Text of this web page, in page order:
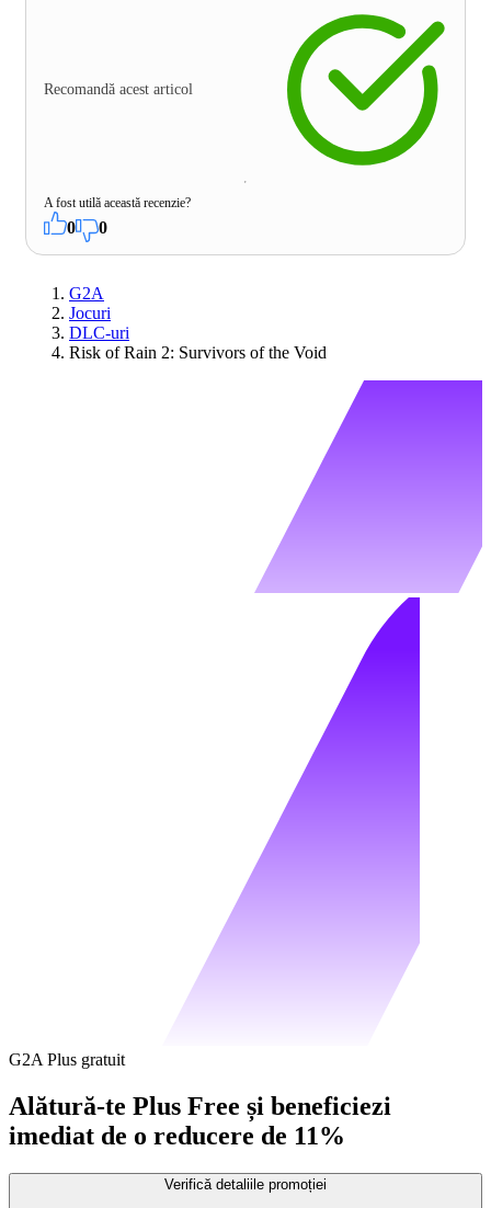
Recomandă acest articol
A fost utilă această recenzie?
0 0
G2A
Jocuri
DLC-uri
Risk of Rain 2: Survivors of the Void
G2A Plus gratuit
Alătură-te Plus Free și beneficiezi
imediat de o reducere de 11%
Verifică detaliile promoției